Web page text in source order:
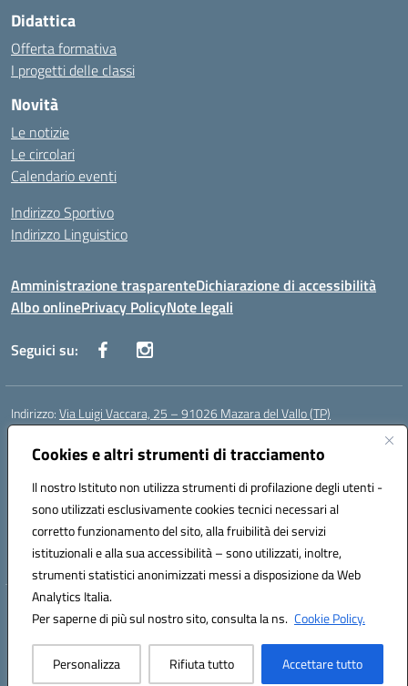
Cookies e altri strumenti di tracciamento
Il nostro Istituto non utilizza strumenti di profilazione degli utenti -
sono utilizzati esclusivamente cookies tecnici necessari al
corretto funzionamento del sito, alla fruibilità dei servizi
istituzionali e alla sua accessibilità – sono utilizzati, inoltre,
strumenti statistici anonimizzati messi a disposizione da Web
Analytics Italia.
Per saperne di più sul nostro sito, consulta la ns. Cookie Policy.
Personalizza Rifiuta tutto Accettare tutto
Didattica
Offerta formativa
I progetti delle classi
Novità
Le notizie
Le circolari
Calendario eventi
Indirizzo Sportivo
Indirizzo Linguistico
Amministrazione trasparenteDichiarazione di accessibilità
Albo onlinePrivacy PolicyNote legali
Seguici su:
Indirizzo:Via Luigi Vaccara, 25 – 91026 Mazara del Vallo (TP)
Centralino:
Posta elettronica certificata (PEC):tpic843007@pec.istruzione.it
Codice fiscale: 91036660818
Codice meccanografico:tpic843007
Codice Indice delle Pubbliche Amministrazioni (IPA): icggp
Codice unico di fatturazione (CUF): UFYPS3
Hosting & Powered by 3D Solution S.r.l.
Concept & Design by Designers Italia